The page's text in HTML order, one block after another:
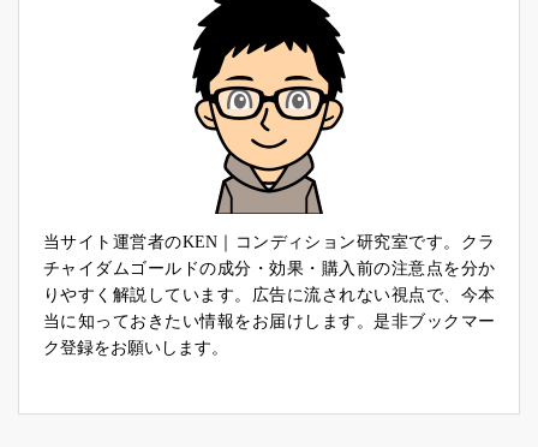
当サイト運営者のKEN｜コンディション研究室です。クラ
チャイダムゴールドの成分・効果・購入前の注意点を分か
りやすく解説しています。広告に流されない視点で、今本
当に知っておきたい情報をお届けします。是非ブックマー
ク登録をお願いします。